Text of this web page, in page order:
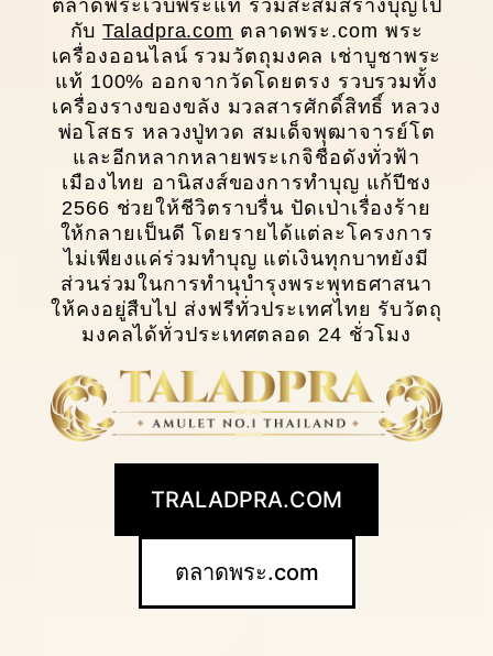
ตลาดพระเว็บพระแท้ ร่วมสะสมสร้างบุญไป
กับTaladpra.com ตลาดพระ.com พระ
เครื่องออนไลน์ รวมวัตถุมงคล เช่าบูชาพระ
แท้ 100% ออกจากวัดโดยตรง รวบรวมทั้ง
เครื่องรางของขลัง มวลสารศักดิ์สิทธิ์ หลวง
พ่อโสธร หลวงปู่ทวด สมเด็จพุฒาจารย์โต
และอีกหลากหลายพระเกจิชื่อดังทั่วฟ้า
เมืองไทย อานิสงส์ของการทำบุญ แก้ปีชง
2566 ช่วยให้ชีวิตราบรื่น ปัดเป่าเรื่องร้าย
ให้กลายเป็นดี โดยรายได้แต่ละโครงการ
ไม่เพียงแค่ร่วมทำบุญ แต่เงินทุกบาทยังมี
ส่วนร่วมในการทํานุบํารุงพระพุทธศาสนา
ให้คงอยู่สืบไป ส่งฟรีทั่วประเทศไทย รับวัตถุ
มงคลได้ทั่วประเทศตลอด 24 ชั่วโมง
TRALADPRA.COM
ตลาดพระ.com